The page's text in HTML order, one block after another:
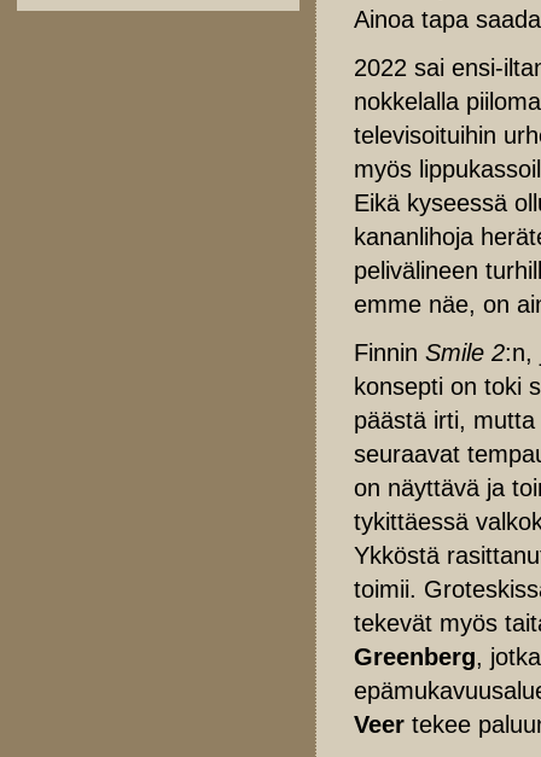
Ainoa tapa
2022 sai ensi-
nokkelalla
televisoituihin
myös
Eikä kyseessä
kananlihoja
pelivälineen
emme näe, on
Finnin Smile 2:n,
konsepti on toki
päästä irti,
seuraavat
on näyttävä ja
tykittäessä
Ykköstä
toimii.
tekevät myös
Greenberg,
Veer tekee